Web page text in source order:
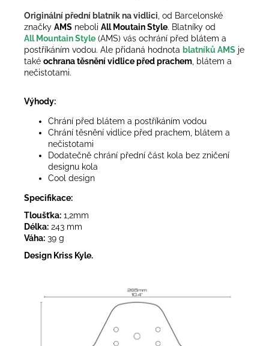
Originální přední blatník na vidlici, od Barcelonské
značky AMS neboli All Moutain Style. Blatníky od
All MountainStyle (AMS) vás ochrání před blátem a
postříkáním vodou. Ale přidaná hodnota blatníků AMS je
také ochrana těsnění vidlice před prachem, blátem a
nečistotami.
Výhody:
Chrání před blátem a postříkáním vodou
Chrání těsnění vidlice před prachem, blátem a
nečistotami
Dodatečně chrání přední část kola bez zničení
designu kola
Cool design
Specifikace:
Tloušťka: 1,2mm
Délka: 243 mm
Váha: 39 g
Design Kriss Kyle.